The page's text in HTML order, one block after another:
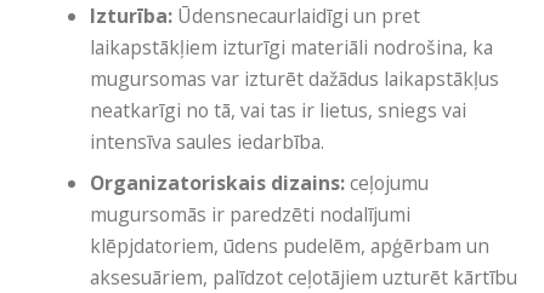
Izturība: Ūdensnecaurlaidīgi un pret
laikapstākļiem izturīgi materiāli nodrošina, ka
mugursomas var izturēt dažādus laikapstākļus
neatkarīgi no tā, vai tas ir lietus, sniegs vai
intensīva saules iedarbība.
Organizatoriskais dizains:ceļojumu
mugursomās ir paredzēti nodalījumi
klēpjdatoriem, ūdens pudelēm, apģērbam un
aksesuāriem, palīdzot ceļotājiem uzturēt kārtību